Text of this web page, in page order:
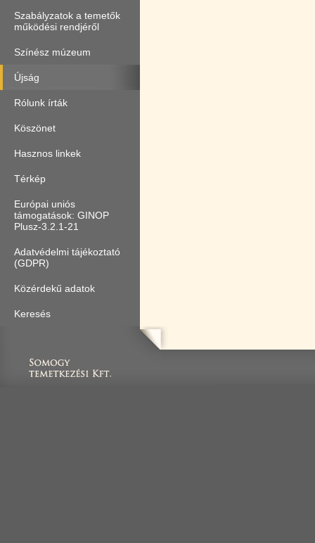
Szabályzatok a temetők
működési rendjéről
Színész múzeum
Újság
Rólunk írták
Köszönet
Hasznos linkek
Térkép
Európai uniós
támogatások: GINOP
Plusz-3.2.1-21
Adatvédelmi tájékoztató
(GDPR)
Közérdekű adatok
Keresés